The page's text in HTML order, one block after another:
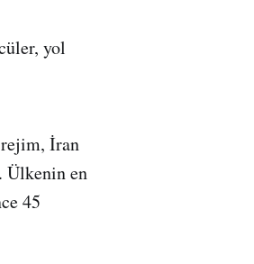
yol
rejim, İran
Ülkenin en
45